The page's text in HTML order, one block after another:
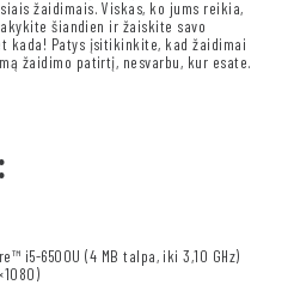
žaidimais. Viskas, ko jums reikia,
šiandien ir žaiskite savo
kada! Patys įsitikinkite, kad žaidimai
žaidimo patirtį, nesvarbu, kur esate.
i5-6500U (4 MB talpa, iki 3,10 GHz)